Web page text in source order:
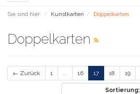
navigation
Sie sind hier: Kunstkarten Doppelkarten
Doppelkarten
← Zurück 1 ... 16 17 18 19
Sortierung: